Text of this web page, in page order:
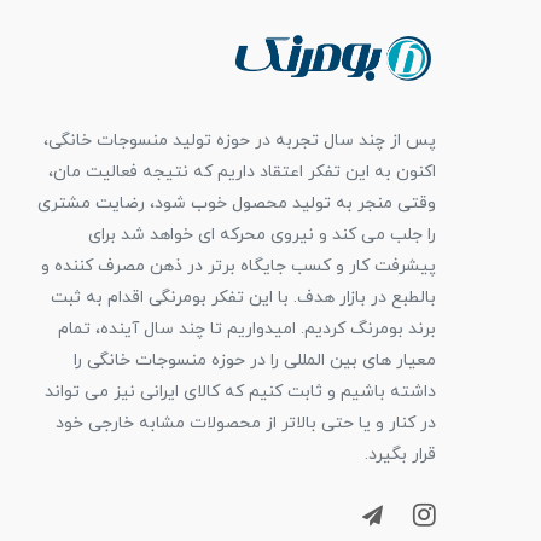
پس از چند سال تجربه در حوزه تولید منسوجات خانگی،
اکنون به این تفکر اعتقاد داریم که نتیجه فعالیت مان،
وقتی منجر به تولید محصول خوب شود، رضایت مشتری
را جلب می کند و نیروی محرکه ای خواهد شد برای
پیشرفت کار و کسب جایگاه برتر در ذهن مصرف کننده و
بالطبع در بازار هدف. با این تفکر بومرنگی اقدام به ثبت
برند بومرنگ کردیم. امیدواریم تا چند سال آینده، تمام
معیار های بین المللی را در حوزه منسوجات خانگی را
داشته باشیم و ثابت کنیم که کالای ایرانی نیز می تواند
در کنار و یا حتی بالاتر از محصولات مشابه خارجی خود
قرار بگیرد.